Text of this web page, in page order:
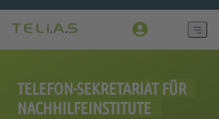
TELEFON-SEKRETARIAT FÜR
NACHHILFEINSTITUTE